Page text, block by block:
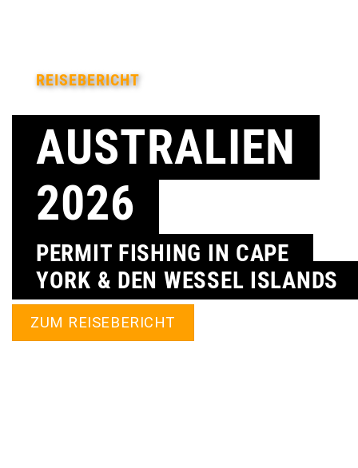
REISEBERICHT
AUSTRALIEN
2026
PERMIT FISHING IN CAPE
YORK & DEN WESSEL ISLANDS
ZUM REISEBERICHT